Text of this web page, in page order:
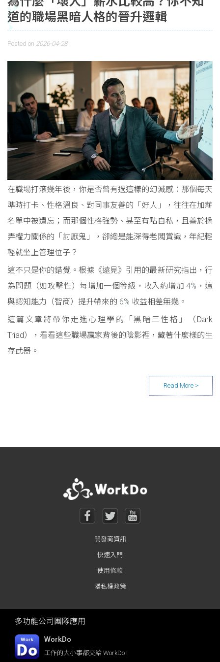
道的職場黑暗人格的晉升邏輯
Posted on 2026-04-28
在職場打滾幾年後，你是否曾有過這樣的幻滅感：那個每天
準時打卡、性格溫良、對同事友善的「好人」，往往在加薪
名單中被遺忘；而那個性格強勢、甚至有點自私，且善於操
弄權力關係的「討厭鬼」，卻總是能深得老闆賞識，年紀輕
輕就坐上管理位子？
這不只是你的錯覺。根據《遠見》引用的最新研究指出，行
為問題（如攻擊性）每增加一個等級，收入約增加4% ，這
與認知能力（智商）提升帶來的 6% 收益相差無幾。
這篇文章將帶你走進心理學的「黑暗三性格」（Dark
Triad），看看這些職場贏家背後的陰影裡，藏著什麼樣的生
存武器。
Posts navigation
開發商資訊
快速入門
使用條款
隱私權政策
多功能公司團隊應用
WorkDo
工作的大小事都交給 WorkDo !